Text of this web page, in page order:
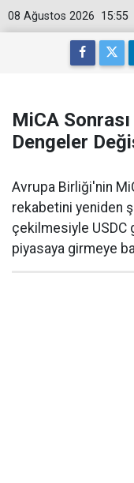
15:55
08 Ağustos 2026
MiCA
Dengeler
Avrupa Birliği'nin
rekabetini yeniden
çekilmesiyle USDC
piyasaya girmeye